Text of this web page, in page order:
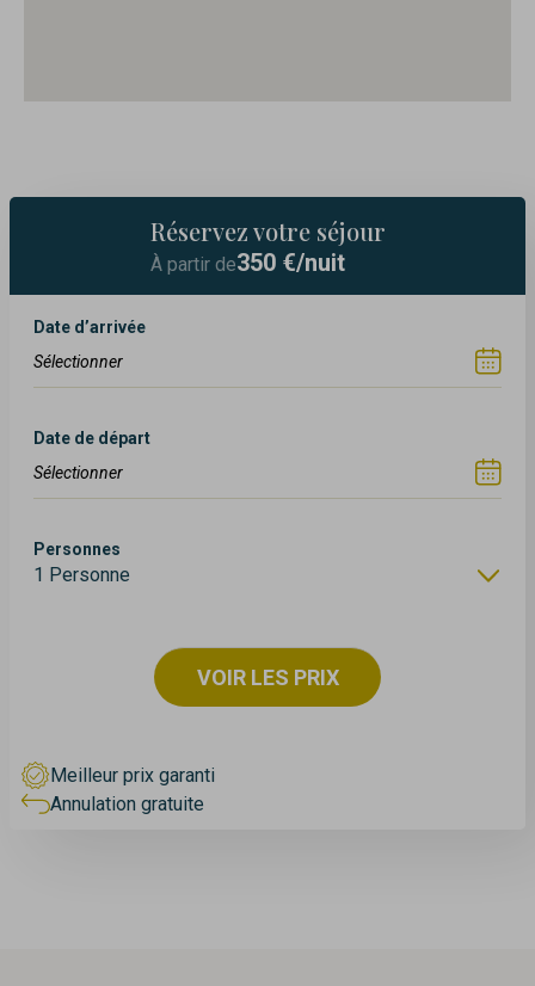
Réservez votre séjour
À partir de350 €/nuit
Date d’arrivée
Date de départ
Personnes
1 Personne
VOIR LES PRIX
Meilleur prix garanti
Annulation gratuite